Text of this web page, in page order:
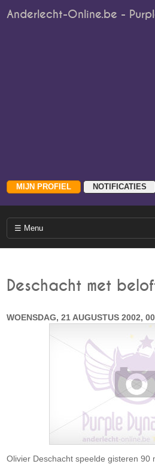
Anderlecht-Online.be -
Deschacht met
WOENSDAG, 21 AUGUSTUS 2002,
Olivier Deschacht speelde gisteren 90